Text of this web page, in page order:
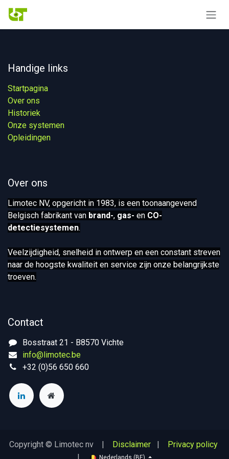
Overslaan naar inhoud
Handige links
Startpagina
Over ons
Historiek
Onze systemen​
Opleidingen
Over ons
Limotec NV, opgericht in 1983, is een toonaangevend
Belgisch fabrikant van brand-, gas- en CO-
detectiesystemen.
Veelzijdigheid, snelheid in ontwerp en een constant streven
naar de hoogste kwaliteit en service zijn onze belangrijkste
troeven.
Contact
Bosstraat 21 - B8570 Vichte
info@limotec.be
+32 (0)56 650 660
Copyright © Limotec nv | Disclaimer | Privacy policy
|
Nederlands (BE)